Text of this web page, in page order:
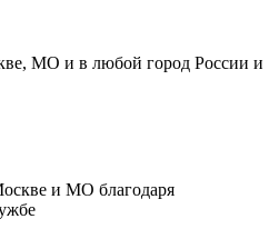
МО и в любой город России и
и МО благодаря